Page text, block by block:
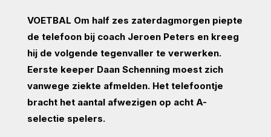
VOETBAL Om half zes zaterdagmorgen piepte
de telefoon bij coach Jeroen Peters en kreeg
hij de volgende tegenvaller te verwerken.
Eerste keeper Daan Schenning moest zich
vanwege ziekte afmelden. Het telefoontje
bracht het aantal afwezigen op acht A-
selectie spelers.